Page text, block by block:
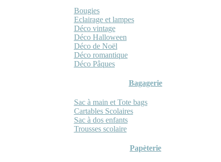
Bougies
Eclairage et lampes
Déco vintage
Déco Halloween
Déco de Noël
Déco romantique
Déco Pâques
Bagagerie
Sac à main et Tote bags
Cartables Scolaires
Sac à dos enfants
Trousses scolaire
Papèterie